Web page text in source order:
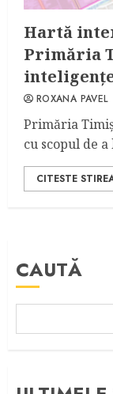
Hartă
Primăria
ROXANA PAVEL
Primăria
cu scopul de
CITESTE
CAUTĂ